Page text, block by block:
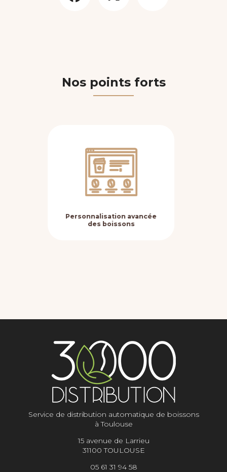
Nos points forts
Personnalisation avancée
des boissons
Service de distribution automatique de boissons
à Toulouse
15 avenue de Larrieu
31100 TOULOUSE
05 61 31 94 58